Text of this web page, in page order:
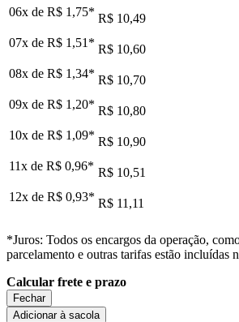
06x de R$ 1,75* R$ 10,49
07x de R$ 1,51 * R$ 10,60
08x de R$ 1,34* R$ 10,70
09x de R$ 1,20* R$ 10,80
10x de R$ 1,09* R$ 10,90
11x de R$ 0,96* R$ 10,51
12x de R$ 0,93* R$ 11,11
*Juros: Todos os encargos da operação,
parcelamento e outras tarifas estão incluídas
Calcular frete e prazo
Fechar
Adicionar à sacola